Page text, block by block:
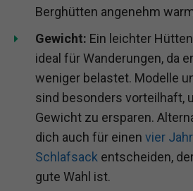
Berghütten angenehm
Gewicht: Ein leichter
ideal für Wanderungen, da
weniger belastet. Modelle
sind besonders vorteilhaft,
Gewicht zu ersparen.
dich auch für einen vier
Schlafsack entscheiden,
gute Wahl ist.